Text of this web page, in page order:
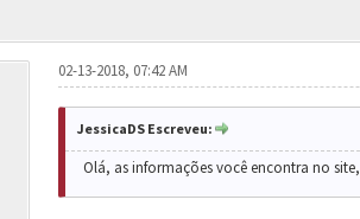
02-13-2018, 07:42 AM
JessicaDS Escreveu:
Olá, as informações você encontra no site,